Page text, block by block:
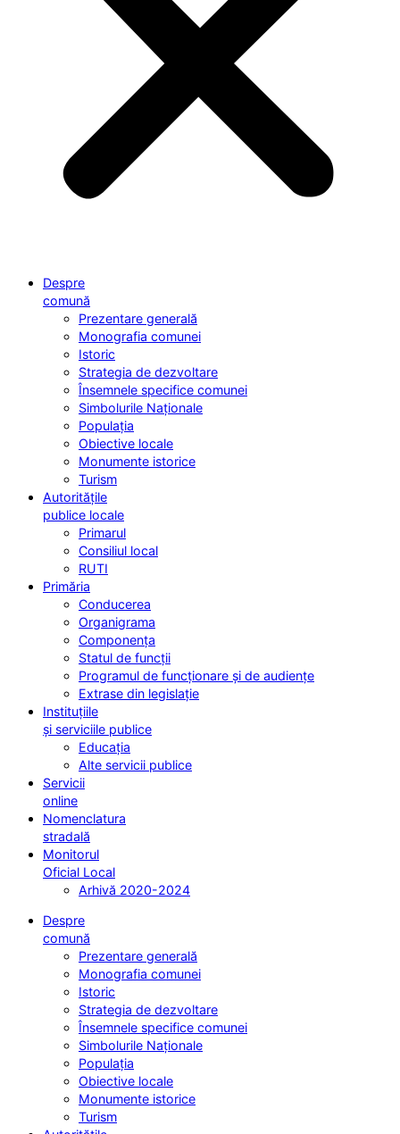
Despre
comună
Prezentare generală
Monografia comunei
Istoric
Strategia de dezvoltare
Însemnele specifice comunei
Simbolurile Naționale
Populația
Obiective locale
Monumente istorice
Turism
Autoritățile
publice locale
Primarul
Consiliul local
RUTI
Primăria
Conducerea
Organigrama
Componența
Statul de funcții
Programul de funcționare și de audiențe
Extrase din legislație
Instituțiile
și serviciile publice
Educația
Alte servicii publice
Servicii
online
Nomenclatura
stradală
Monitorul
Oficial Local
Arhivă 2020-2024
Despre
comună
Prezentare generală
Monografia comunei
Istoric
Strategia de dezvoltare
Însemnele specifice comunei
Simbolurile Naționale
Populația
Obiective locale
Monumente istorice
Turism